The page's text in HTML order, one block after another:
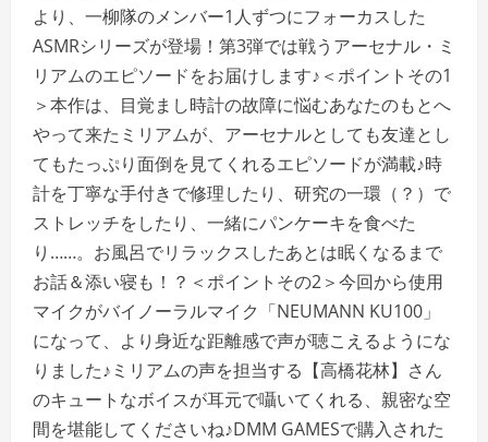
より、一柳隊のメンバー1人ずつにフォーカスした
ASMRシリーズが登場！第3弾では戦うアーセナル・ミ
リアムのエピソードをお届けします♪＜ポイントその1
＞本作は、目覚まし時計の故障に悩むあなたのもとへ
やって来たミリアムが、アーセナルとしても友達とし
てもたっぷり面倒を見てくれるエピソードが満載♪時
計を丁寧な手付きで修理したり、研究の一環（？）で
ストレッチをしたり、一緒にパンケーキを食べた
り……。お風呂でリラックスしたあとは眠くなるまで
お話＆添い寝も！？＜ポイントその2＞今回から使用
マイクがバイノーラルマイク「NEUMANN KU100」
になって、より身近な距離感で声が聴こえるようにな
りました♪ミリアムの声を担当する【高橋花林】さん
のキュートなボイスが耳元で囁いてくれる、親密な空
間を堪能してくださいね♪DMM GAMESで購入された